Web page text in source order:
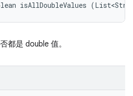
isAllDoubleValues
都是 double 值。